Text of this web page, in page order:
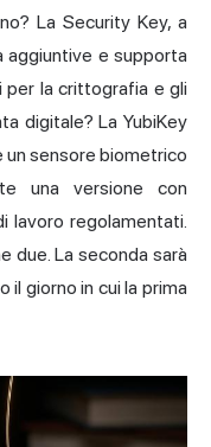
La Security Key, a
aggiuntive e supporta
per la crittografia e gli
digitale? La YubiKey
un sensore biometrico
una versione con
lavoro regolamentati.
due. La seconda sarà
il giorno in cui la prima